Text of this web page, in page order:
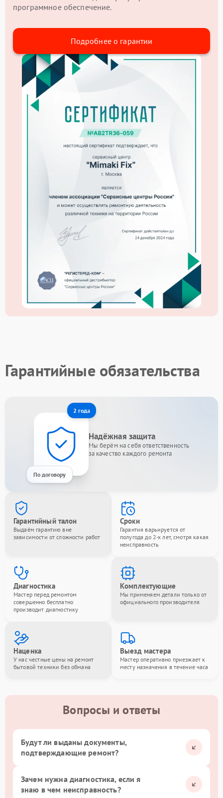
программное обеспечение.
Подробнее о гарантии
Гарантийные обязательства
2 года
По договору
Надёжная защита
Мы берём на себя ответственность
за качество каждого ремонта
Гарантийный талон
Выдаём гарантию вне
зависимости от сложности работ
Сроки
Гарантия варьируется от
полугода до 2-х лет, смотря какая
неисправность
Диагностика
Мастер перед ремонтом
совершенно бесплатно
производит диагностику
Комплектующие
Мы применяем детали только от
официального производителя
Наценка
У нас честные цены на ремонт
бытовой техники без обмана
Выезд мастера
Мастер оперативно приезжает к
месту назначения в течение часа
Вопросы и ответы
Будут ли выданы документы,
подтверждающие ремонт?
Зачем нужна диагностика, если я
знаю в чем неисправность?